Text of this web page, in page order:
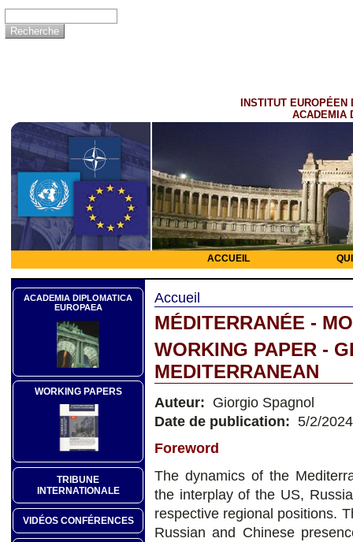
INSTITUT EUROPÉEN
ACADEMIA
ACCUEIL
ACADEMIA DIPLOMATICA
EUROPAEA
WORKING PAPERS
TRIBUNE
INTERNATIONALE
VIDÉOS CONFÉRENCES
Accueil
MÉDITERRANÉE -
WORKING PAPER -
MEDITERRANEAN
Auteur: Giorgio Spagnol
Date de publication: 5/2/2024
Foreword
The dynamics of the
the interplay of the US,
respective regional positions.
Russian and Chinese